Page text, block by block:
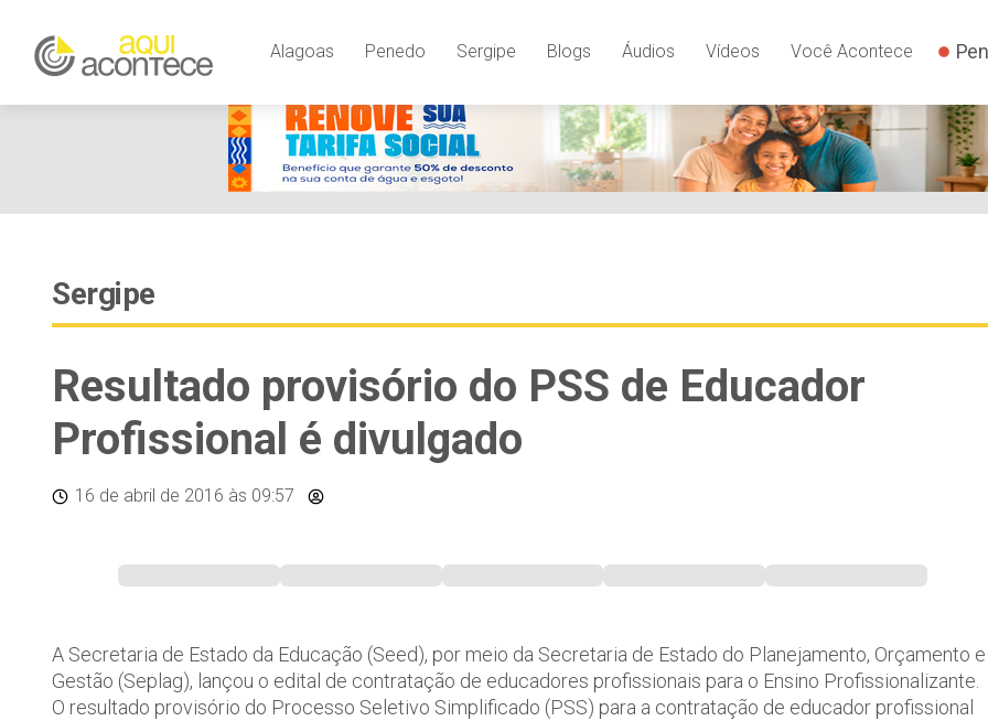
Alagoas Penedo Sergipe Blogs Áudios Vídeos Você Acontece
Sergipe
Resultado provisório do PSS de Educador
Profissional é divulgado
16 de abril de 2016 às 09:57
A Secretaria de Estado da Educação (Seed), por meio da Secretaria de Estado do Planejamento, Orçamento e
Gestão (Seplag), lançou o edital de contratação de educadores profissionais para o Ensino Profissionalizante.
O resultado provisório do Processo Seletivo Simplificado (PSS) para a contratação de educador profissional